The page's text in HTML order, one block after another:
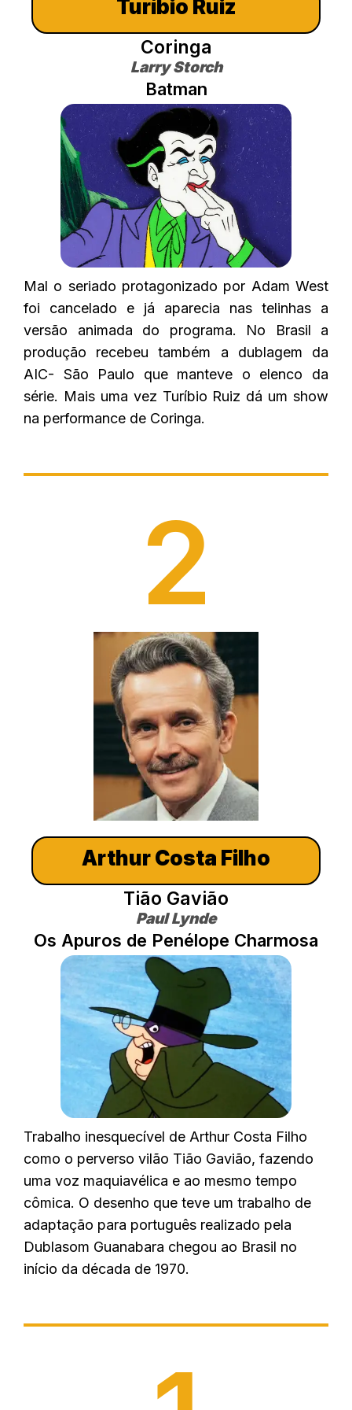
Turíbio Ruiz
Coringa
Larry Storch
Batman
Mal o seriado protagonizado por Adam West
foi cancelado e já aparecia nas telinhas a
versão animada do programa. No Brasil a
produção recebeu também a dublagem da
AIC- São Paulo que manteve o elenco da
série. Mais uma vez Turíbio Ruiz dá um show
na performance de Coringa.
2
Arthur Costa Filho
Tião Gavião
Paul Lynde
Os Apuros de Penélope Charmosa
Trabalho inesquecível de Arthur Costa Filho
como o perverso vilão Tião Gavião, fazendo
uma voz maquiavélica e ao mesmo tempo
cômica. O desenho que teve um trabalho de
adaptação para português realizado pela
Dublasom Guanabara chegou ao Brasil no
início da década de 1970.